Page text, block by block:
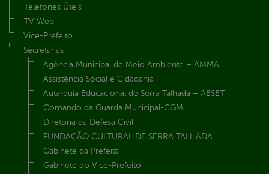
Telefones Úteis
TV Web
Vice-Prefeito
Secretarias
Agência Municipal de Meio Ambiente – AMMA
Assistência Social e Cidadania
Autarquia Educacional de Serra Talhada – AESET
Comando da Guarda Municipal-CGM
Diretoria da Defesa Civil
FUNDAÇÃO CULTURAL DE SERRA TALHADA
Gabinete da Prefeita
Gabinete do Vice-Prefeito